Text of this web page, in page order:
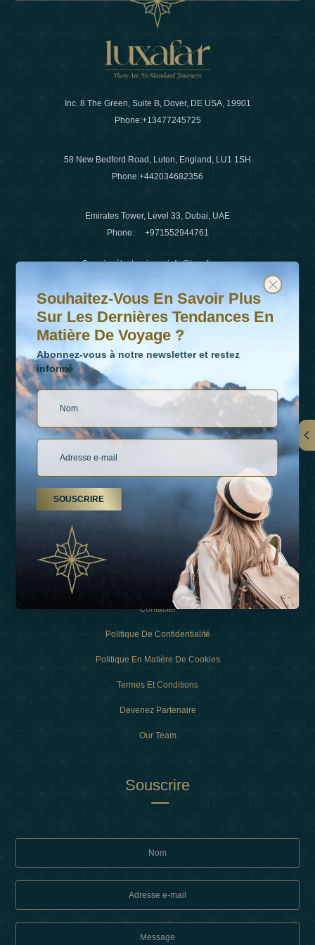
Inc. 8 The Green, Suite B, Dover, DE USA, 19901
Phone:+13477245725
58 New Bedford Road, Luton, England, LU1 1SH
Phone:+442034682356
Emirates Tower, Level 33, Dubai, UAE
Phone: +971552944761
Courrier électronique:info@luxafar.com
WhatsApp N°
+442034682356
+971552944761
LIENS
À Propos De Nous
Types De Vacances
Contacter
Politique De Confidentialité
Politique En Matière De Cookies
Termes Et Conditions
Devenez Partenaire
Our Team
Souscrire
Souhaitez-vous en savoir plus sur les dernières
Abonnez-vous à notre newsletter et restez informé
Souhaitez-Vous En Savoir Plus
Sur Les Dernières Tendances En
Matière De Voyage ?
Abonnez-vous à notre newsletter et restez
informé
SOUSCRIRE